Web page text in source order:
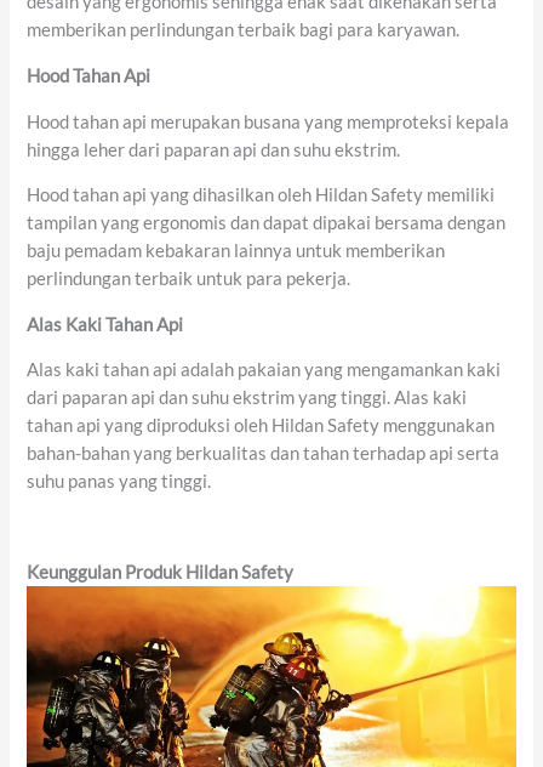
memberikan perlindungan terbaik bagi para karyawan.
Hood Tahan Api
Hood tahan api merupakan busana yang memproteksi kepala
hingga leher dari paparan api dan suhu ekstrim.
Hood tahan api yang dihasilkan oleh Hildan Safety memiliki
tampilan yang ergonomis dan dapat dipakai bersama dengan
baju pemadam kebakaran lainnya untuk memberikan
perlindungan terbaik untuk para pekerja.
Alas Kaki Tahan Api
Alas kaki tahan api adalah pakaian yang mengamankan kaki
dari paparan api dan suhu ekstrim yang tinggi. Alas kaki
tahan api yang diproduksi oleh Hildan Safety menggunakan
bahan-bahan yang berkualitas dan tahan terhadap api serta
suhu panas yang tinggi.
Keunggulan Produk Hildan Safety